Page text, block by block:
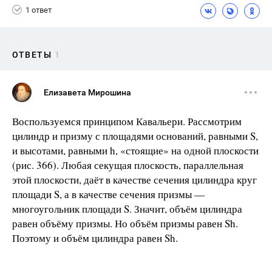
1 ответ
ОТВЕТЫ 1
Елизавета Мирошина
Воспользуемся принципом Кавальери. Рассмотрим
цилиндр и призму с площадями оснований, равными S,
и высотами, равными h, «стоящие» на одной плоскости
(рис. 366). Любая секущая плоскость, параллельная
этой плоскости, даёт в качестве сечения цилиндра круг
площади S, а в качестве сечения призмы —
многоугольник площади S. Значит, объём цилиндра
равен объёму призмы. Но объём призмы равен Sh.
Поэтому и объём цилиндра равен Sh.